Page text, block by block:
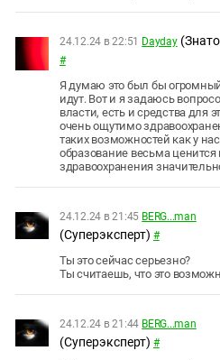
24.12.24 в 22:51 Dayday
#
Я думаю это был бы
идут. Вот и я задаюсь
власти, есть и средства для
очень ощутимо
таких возможностей как у
образование весьма
здравоохранения
24.12.24 в 21:45 BERG...man
(Суперэксперт) #
Ты это сейчас серьезно?
Ты считаешь, что это
24.12.24 в 21:44 BERG...man
(Суперэксперт) #